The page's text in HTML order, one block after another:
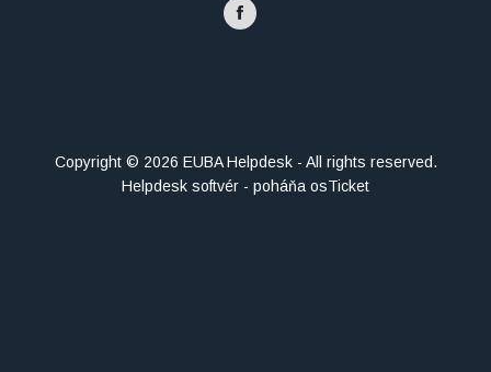
Copyright © 2026 EUBA Helpdesk - All rights reserved.
Helpdesk softvér - poháňa osTicket